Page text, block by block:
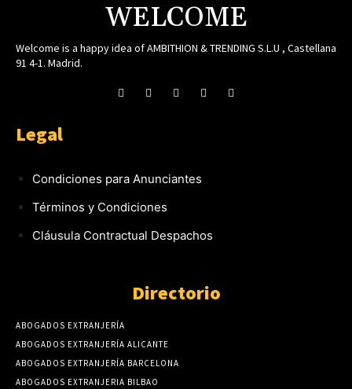
WELCOME
Welcome is a happy idea of AMBITHION & TRENDING S.L.U , Castellana
91 4-1. Madrid.
Legal
Condiciones para Anunciantes
Términos y Condiciones
Cláusula Contractual Despachos
Directorio
ABOGADOS EXTRANJERÍA
ABOGADOS EXTRANJERÍA ALICANTE
ABOGADOS EXTRANJERÍA BARCELONA
ABOGADOS EXTRANJERIA BILBAO